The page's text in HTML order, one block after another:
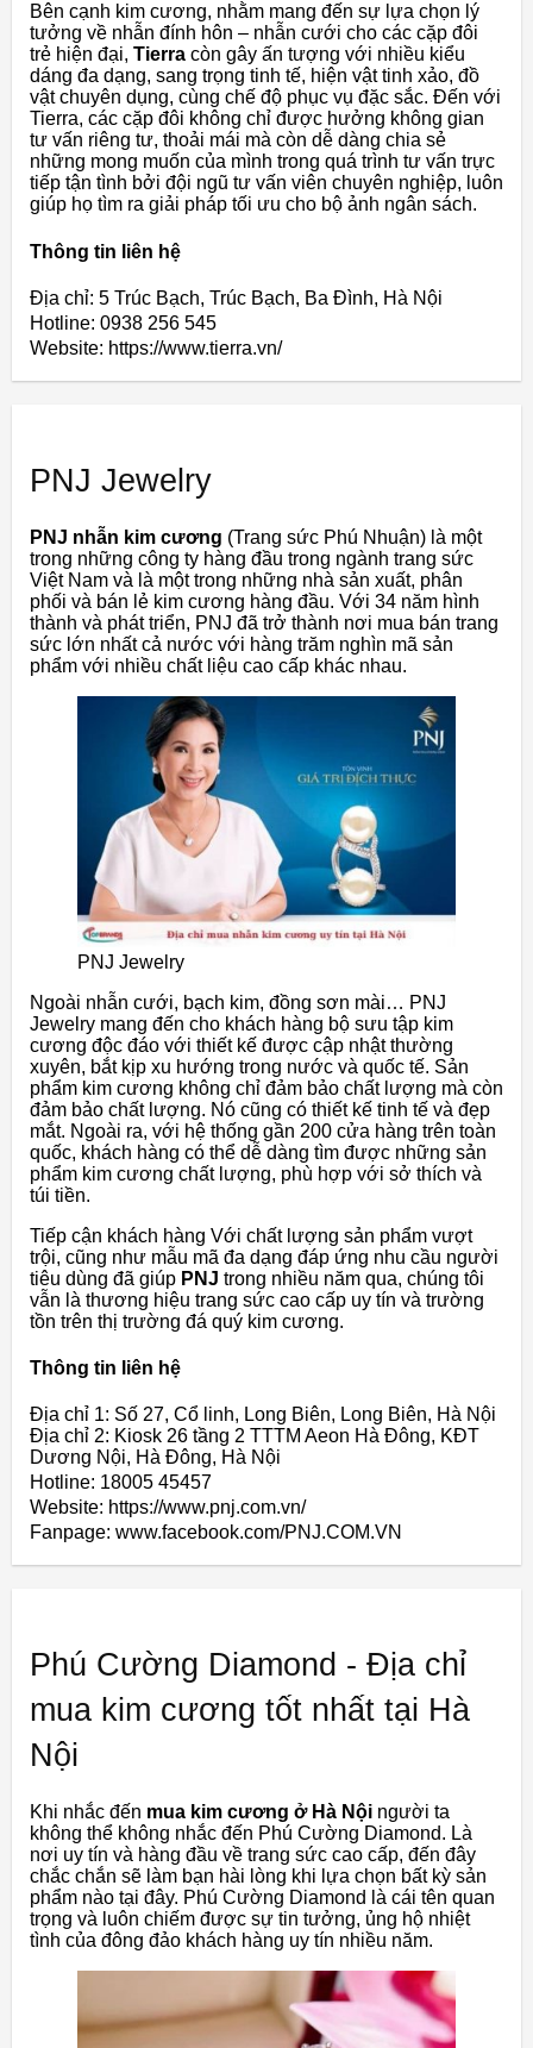
Bên cạnh kim cương, nhằm mang đến sự lựa chọn lý
tưởng về nhẫn đính hôn – nhẫn cưới cho các cặp đôi
trẻ hiện đại, Tierra còn gây ấn tượng với nhiều kiểu
dáng đa dạng, sang trọng tinh tế, hiện vật tinh xảo, đồ
vật chuyên dụng, cùng chế độ phục vụ đặc sắc. Đến với
Tierra, các cặp đôi không chỉ được hưởng không gian
tư vấn riêng tư, thoải mái mà còn dễ dàng chia sẻ
những mong muốn của mình trong quá trình tư vấn trực
tiếp tận tình bởi đội ngũ tư vấn viên chuyên nghiệp, luôn
giúp họ tìm ra giải pháp tối ưu cho bộ ảnh ngân sách.
Thông tin liên hệ
Địa chỉ: 5 Trúc Bạch, Trúc Bạch, Ba Đình, Hà Nội
Hotline: 0938 256 545
Website: https://www.tierra.vn/
PNJ Jewelry
PNJ nhẫn kim cương (Trang sức Phú Nhuận) là một
trong những công ty hàng đầu trong ngành trang sức
Việt Nam và là một trong những nhà sản xuất, phân
phối và bán lẻ kim cương hàng đầu. Với 34 năm hình
thành và phát triển, PNJ đã trở thành nơi mua bán trang
sức lớn nhất cả nước với hàng trăm nghìn mã sản
phẩm với nhiều chất liệu cao cấp khác nhau.
PNJ Jewelry
Ngoài nhẫn cưới, bạch kim, đồng sơn mài… PNJ
Jewelry mang đến cho khách hàng bộ sưu tập kim
cương độc đáo với thiết kế được cập nhật thường
xuyên, bắt kịp xu hướng trong nước và quốc tế. Sản
phẩm kim cương không chỉ đảm bảo chất lượng mà còn
đảm bảo chất lượng. Nó cũng có thiết kế tinh tế và đẹp
mắt. Ngoài ra, với hệ thống gần 200 cửa hàng trên toàn
quốc, khách hàng có thể dễ dàng tìm được những sản
phẩm kim cương chất lượng, phù hợp với sở thích và
túi tiền.
Tiếp cận khách hàng Với chất lượng sản phẩm vượt
trội, cũng như mẫu mã đa dạng đáp ứng nhu cầu người
tiêu dùng đã giúp PNJ trong nhiều năm qua, chúng tôi
vẫn là thương hiệu trang sức cao cấp uy tín và trường
tồn trên thị trường đá quý kim cương.
Thông tin liên hệ
Địa chỉ 1: Số 27, Cổ linh, Long Biên, Long Biên, Hà Nội
Địa chỉ 2: Kiosk 26 tầng 2 TTTM Aeon Hà Đông, KĐT
Dương Nội, Hà Đông, Hà Nội
Hotline: 18005 45457
Website: https://www.pnj.com.vn/
Fanpage: www.facebook.com/PNJ.COM.VN
Phú Cường Diamond - Địa chỉ
mua kim cương tốt nhất tại Hà
Nội
Khi nhắc đến mua kim cương ở Hà Nội người ta
không thể không nhắc đến Phú Cường Diamond. Là
nơi uy tín và hàng đầu về trang sức cao cấp, đến đây
chắc chắn sẽ làm bạn hài lòng khi lựa chọn bất kỳ sản
phẩm nào tại đây. Phú Cường Diamond là cái tên quan
trọng và luôn chiếm được sự tin tưởng, ủng hộ nhiệt
tình của đông đảo khách hàng uy tín nhiều năm.